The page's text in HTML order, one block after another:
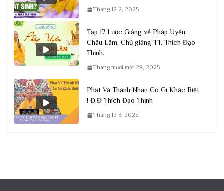
Tháng 12 2, 2025
Tập 17 Lược Giảng về Pháp Uyển
Châu Lâm, Chủ giảng TT. Thích Đạo
Thịnh.
Tháng mười một 28, 2025
Phật Và Thánh Nhân Có Gì Khác Biệt
! Đ,Đ Thích Đạo Thịnh
Tháng 12 3, 2025